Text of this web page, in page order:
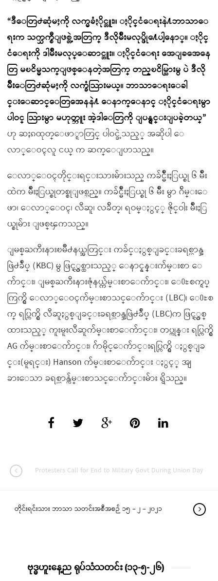
“ဒီေတြ႕ဆုံမႈကို လက္မခံႏိုင္ဘူး။ ႏိုင္ငံေရးနဲ႔ဘာသာေ
ရးက သက္သက္စီျဖစ္တဲ့အတြက္ ဒီလိုမ်ိဳးမလုပ္ဖို႔ေပါ့ေနာ္။ ႏိုင္
ငံေရးကို ဒါမ်ိဳးမလုပ္ေဆာင္ဘူး။ ႏိုင္ငံေရး အေျခအေနေ
တြ မၿငိမ္မသက္ျဖစ္ေနတဲ့အတြက္ တည္ၿငိမ္သြားမွ ပဲ ဒီလို
မ်ိဳးေတြ႕ဆုံမႈကို လက္ခံသြားမယ္။ ဘာသာေရးေခါ
င္းေဆာင္ေတြအေနနဲ႔ ေနာက္ေနာင္ ႏိုင္ငံေရးမွာ
ပါဝင္ သြားမွာ မဟုတ္ဘူး အဲ့ဒါေတြကို ျပန္ရွင္းျပခဲ့တယ္”
ဟု ဆႏၵထုတ္ေဖာ္ရာတြင္ ပါဝင္ခဲ့သည့္ အဆိုပါ ေ
လာ္ေဝၚလူ ငယ္ က ဆက္ေျပာသည္။
ေလာ္ေဝၚတိုင္းရင္းသားမ်ားသည္ ကခ်င္မ်ိဳးႏြယ္စု ၆ မ်ိဳး
ထဲက မ်ိဳးႏြယ္စုတစ္စုျဖစ္သည္။ ကခ်င္မ်ိဳးႏြယ္စု ၆ မ်ိဳး မွာ ဂ်ိမ္းေ
ဖာ၊ ေလာ္ေဝၚ၊ လီဆူ၊ လခ်ိတ္၊ ရဝမ္ႏွင့္ ဇိုင္ဝါး မ်ိဳးႏြ
ယ္စုမ်ား ျဖစ္ၾကသည္။
ျမစ္ႀကီးနားၿမိဳ႕နယ္အတြင္း ကခ်င္ႏွစ္ျခင္းခရစ္ယာန္အ
ဖြဲ႕ခ်ဳပ္ (KBC) မွ ဖြင့္လွစ္ထားသည့္ ေနာင္နန္းက်မ္းစာ ေ
က်ာင္း၊ ျမစ္ႀကီးနားဇုံနယ္က်မ္းစာေက်ာင္း၊ ေ႐ႊစက္ရပ္
ကြက္ရွိ ေလာ္ေဝၚက်မ္းစာသင္ေက်ာင္း (LBC)၊ ေ႐ႊစ
က္ ရပ္ကြက္ရွိ လီဆူႏွစ္ျခင္းခရစ္ယာန္အဖြဲ႕ခ်ဳပ္ (LBC)က ဖြင့္လွစ္
ထားသည့္ ကူးမူးလီဆူက်မ္းစာေက်ာင္း၊ တပ္ကုန္း ရပ္ကြက္ရွိ
AG က်မ္းစာေက်ာင္း၊ ဂ်ာမိုင္ေက်ာင္းရပ္ကြက္ရွိ ႏွစ္ျခ
င္း(မူရင္း) Hanson က်မ္းစာေက်ာင္း ႏွင့္ အျ
ခားေသာ ခရစ္ယာန္က်မ္းစာသင္ေက်ာင္းမ်ား ရွိသည္။
Protesters Call for End to Military Govt During Union Day
တိုင်းရင်းသား ဘာသာ သတင်းအစီအစဉ် ၁၅ – ၂ – ၂၀၂၁
ဗုဒ္ဓဟူးနေ့ည ရုပ်သံသတင်း (၁၃-၅-၂၆)